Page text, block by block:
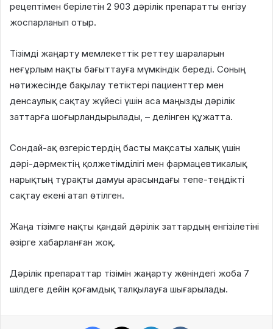
рецептімен берілетін 2 903 дәрілік препаратты енгізу
жоспарланып отыр.
Тізімді жаңарту мемлекеттік реттеу шараларын
неғұрлым нақты бағыттауға мүмкіндік береді. Соның
нәтижесінде бақылау тетіктері пациенттер мен
денсаулық сақтау жүйесі үшін аса маңызды дәрілік
заттарға шоғырландырылады, – делінген құжатта.
Сондай-ақ өзгерістердің басты мақсаты халық үшін
дәрі-дәрмектің қолжетімділігі мен фармацевтикалық
нарықтың тұрақты дамуы арасындағы тепе-теңдікті
сақтау екені атап өтілген.
Жаңа тізімге нақты қандай дәрілік заттардың енгізілетіні
әзірге хабарланған жоқ.
Дәрілік препараттар тізімін жаңарту жөніндегі жоба 7
шілдеге дейін қоғамдық талқылауға шығарылады.